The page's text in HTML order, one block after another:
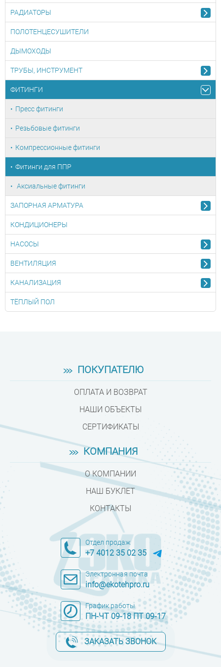
РАДИАТОРЫ
ПОЛОТЕНЦЕСУШИТЕЛИ
ДЫМОХОДЫ
ТРУБЫ, ИНСТРУМЕНТ
ФИТИНГИ
Пресс фитинги
Резьбовые фитинги
Компрессионные фитинги
Фитинги для ППР
Аксиальные фитинги
ЗАПОРНАЯ АРМАТУРА
КОНДИЦИОНЕРЫ
НАСОСЫ
ВЕНТИЛЯЦИЯ
КАНАЛИЗАЦИЯ
ТЁПЛЫЙ ПОЛ
ПОКУПАТЕЛЮ
ОПЛАТА И ВОЗВРАТ
НАШИ ОБЪЕКТЫ
СЕРТИФИКАТЫ
КОМПАНИЯ
О КОМПАНИИ
НАШ БУКЛЕТ
КОНТАКТЫ
Отдел продаж
+7 4012 35 02 35
Электронная почта
info@ekotehpro.ru
График работы
ПН-ЧТ 09-18 ПТ 09-17
ЗАКАЗАТЬ ЗВОНОК